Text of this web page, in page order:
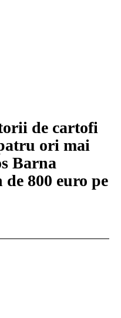
de cartofi
ori mai
Barna
800 euro pe